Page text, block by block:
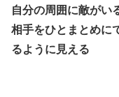
自分の周囲に敵がい
相手をひとまとめに
るように見える